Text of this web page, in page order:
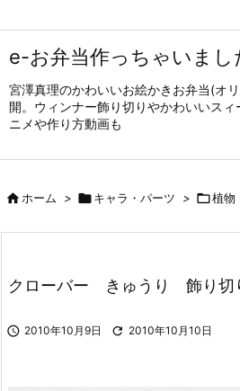
e-お弁当作っちゃいまし
宮澤真理のかわいいお絵かきお弁当(オ
開。ウィンナー飾り切りやかわいいス
ニメや作り方動画も
ホーム > キャラ・パーツ > 植物
クローバー きゅうり 飾り切
 2010年10月9日  2010年10月10日